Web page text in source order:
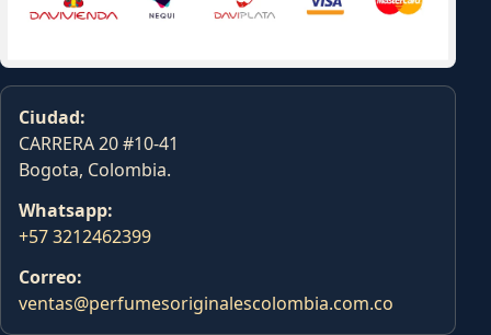
Ciudad:
CARRERA 20 #10-41
Bogota, Colombia.
Whatsapp:
+57 3212462399
Correo:
ventas@perfumesoriginalescolombia.com.co